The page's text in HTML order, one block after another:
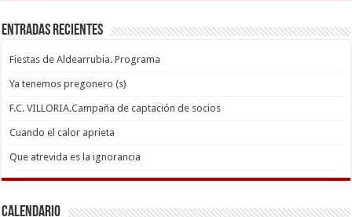
Entradas recientes
Fiestas de Aldearrubia. Programa
Ya tenemos pregonero (s)
F.C. VILLORIA.Campaña de captación de socios
Cuando el calor aprieta
Que atrevida es la ignorancia
Calendario